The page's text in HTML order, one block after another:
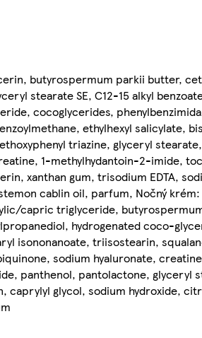
butyrospermum parkii butter,
stearate SE, C12-15 alkyl
cocoglycerides,
ethylhexyl salicylate,
triazine, glyceryl
1-methylhydantoin-2-imide,
xanthan gum, trisodium EDTA,
cablin oil, parfum, Nočný
capric triglyceride,
hydrogenated coco-
isononanoate, triisostearin,
sodium hyaluronate,
panthenol, pantolactone, glyceryl
caprylyl glycol, sodium hydroxide,